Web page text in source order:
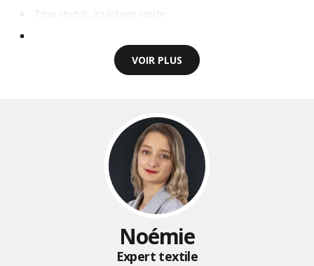
Tissu stretch, à séchage rapide
VOIR PLUS
Noémie
Expert textile